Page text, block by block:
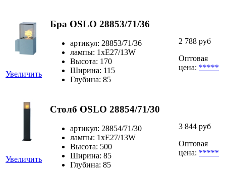
Увеличить
Бра OSLO 28853/71/36
артикул: 28853/71/36
лампы: 1xE27/13W
Высота: 170
Ширина: 115
Глубина: 85
2 788 руб
Оптовая
цена: *****
Увеличить
Столб OSLO 28854/71/30
артикул: 28854/71/30
лампы: 1xE27/13W
Высота: 500
Ширина: 85
Глубина: 85
3 844 руб
Оптовая
цена: *****